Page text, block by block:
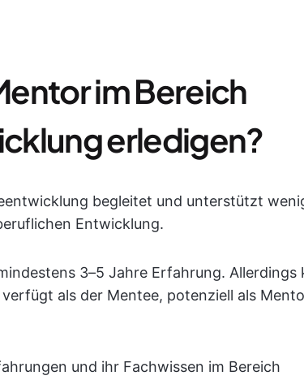
im Bereich
erledigen?
begleitet und unterstützt
Entwicklung.
3–5 Jahre Erfahrung. Allerdings
als der Mentee, potenziell als
und ihr Fachwissen im Bereich